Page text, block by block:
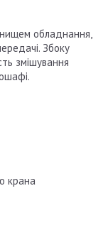
обладнання,
Збоку
змішування
крана